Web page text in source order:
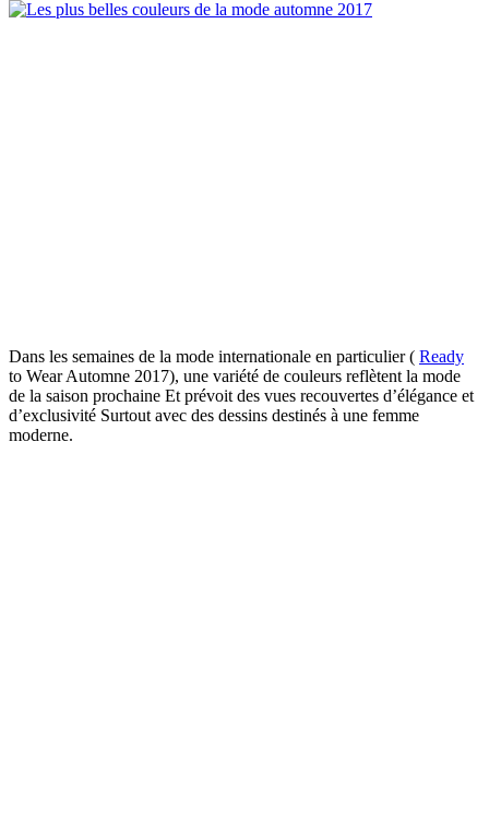
Dans les semaines de la mode internationale en particulier( Ready
to WearAutomne 2017), une variété de couleurs reflètent la mode
de la saison prochaine Et prévoit des vues recouvertes d’élégance et
d’exclusivité Surtout avec des dessins destinés à une femme
moderne.